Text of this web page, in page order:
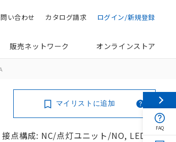
ログイン/新規登録
カタログ請求
い合わせ
販売ネットワーク オンラインストア
点構成: NC/点灯ユニット/NO, LEDラ
マイリストに追加
FAQ